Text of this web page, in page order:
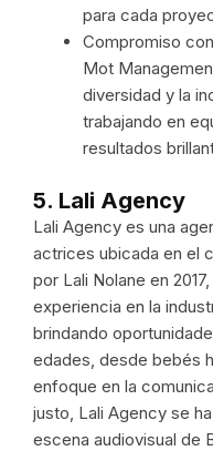
para cada
Compromiso
Mot
diversidad y la
trabajando en
resultados
5. Lali Agency
Lali Agency es una
actrices ubicada en el
por Lali Nolane en
experiencia en la
brindando
edades, desde bebés
enfoque en la
justo, Lali Agency se
escena audiovisual de